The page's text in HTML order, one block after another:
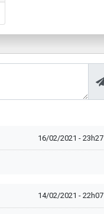
16/02/2021 - 23h27
14/02/2021 - 22h07